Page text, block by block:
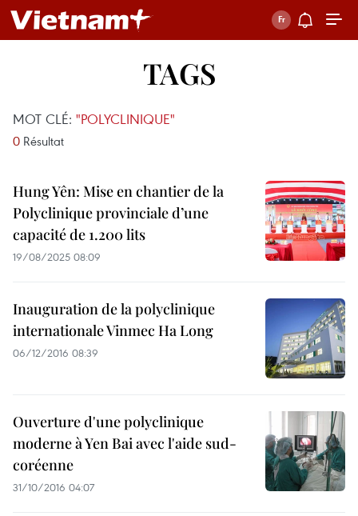
TAGS
MOT CLÉ: "POLYCLINIQUE"
0 Résultat
Hung Yên: Mise en chantier de la
Polyclinique provinciale d’une
capacité de 1.200 lits
19/08/2025 08:09
Inauguration de la polyclinique
internationale Vinmec Ha Long
06/12/2016 08:39
Ouverture d'une polyclinique
moderne à Yen Bai avec l'aide sud-
coréenne
31/10/2016 04:07